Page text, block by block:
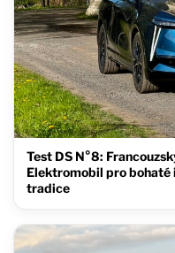
Test DS N°8:
Elektromobil pro bohaté
tradice